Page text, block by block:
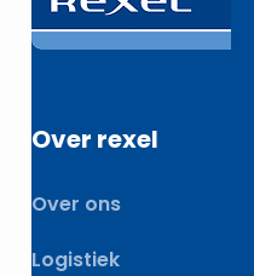
Over rexel
Over ons
Logistiek